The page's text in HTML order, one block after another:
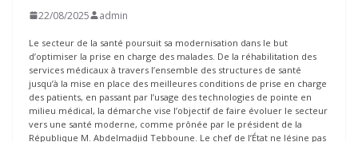
22/08/2025 admin
Le secteur de la santé poursuit sa modernisation dans le but
d’optimiser la prise en charge des malades. De la réhabilitation des
services médicaux à travers l’ensemble des structures de santé
jusqu’à la mise en place des meilleures conditions de prise en charge
des patients, en passant par l’usage des technologies de pointe en
milieu médical, la démarche vise l’objectif de faire évoluer le secteur
vers une santé moderne, comme prônée par le président de la
République M. Abdelmadjid Tebboune. Le chef de l’État ne lésine pas